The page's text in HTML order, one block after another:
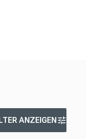
ANZEIGEN